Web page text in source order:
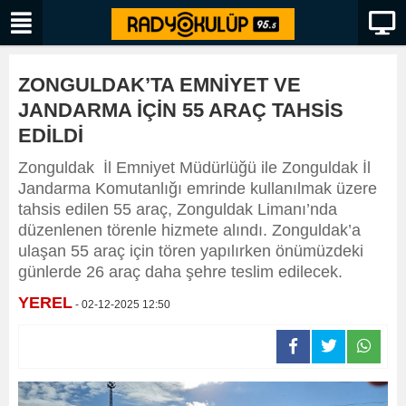
ZONGULDAK’TA EMNİYET VE
JANDARMA İÇİN 55 ARAÇ TAHSİS
EDİLDİ
Zonguldak İl Emniyet Müdürlüğü ile Zonguldak İl
Jandarma Komutanlığı emrinde kullanılmak üzere
tahsis edilen 55 araç, Zonguldak Limanı’nda
düzenlenen törenle hizmete alındı. Zonguldak’a
ulaşan 55 araç için tören yapılırken önümüzdeki
günlerde 26 araç daha şehre teslim edilecek.
YEREL - 02-12-2025 12:50